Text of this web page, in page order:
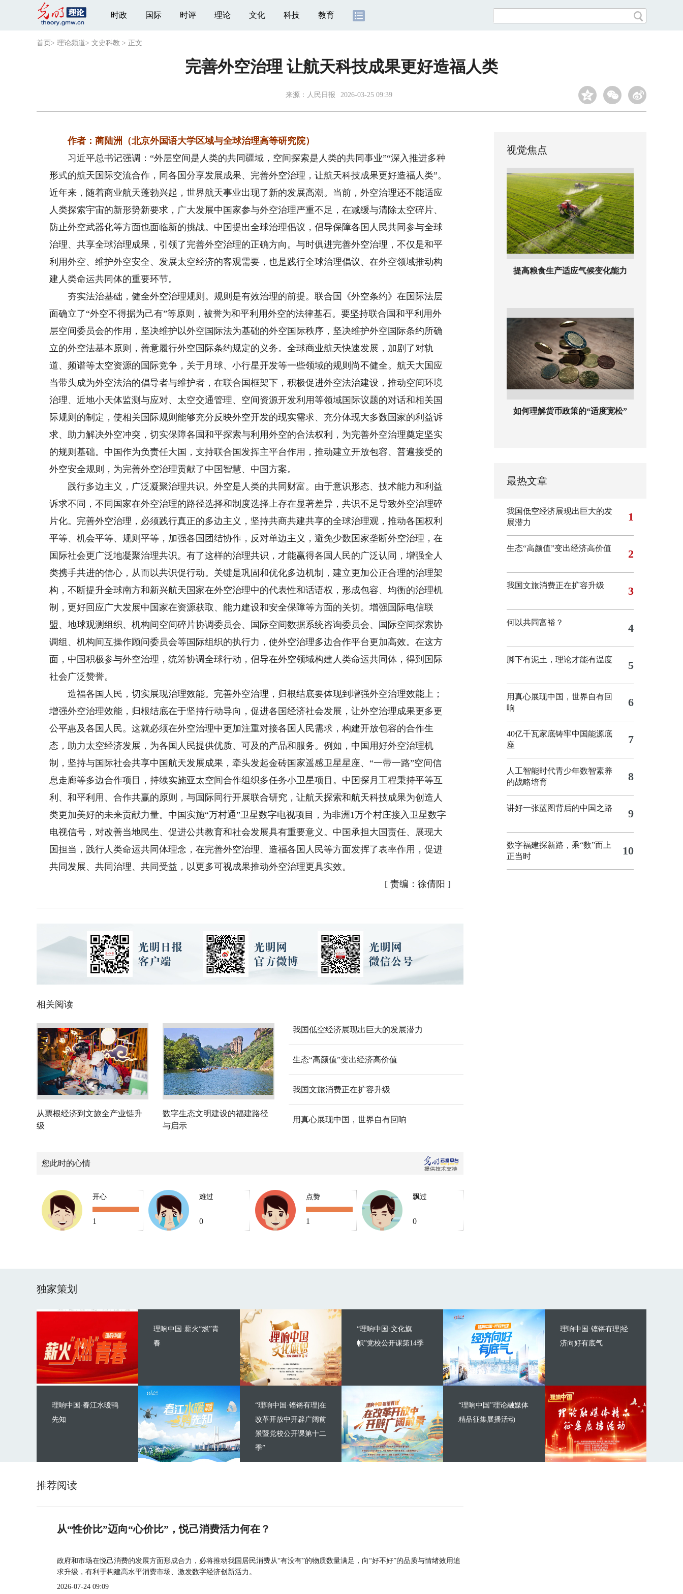
时政 国际 时评 理论 文化 科技 教育
首页 > 理论频道> 文史科教 > 正文
完善外空治理 让航天科技成果更好造福人类
来源： 人民日报 2026-03-25 09:39
作者：蔺陆洲（北京外国语大学区域与全球治理高等研究院）
习近平总书记强调：“外层空间是人类的共同疆域，空间探索是人类的共同事业”“深入推进多种
形式的航天国际交流合作，同各国分享发展成果、完善外空治理，让航天科技成果更好造福人类”。
近年来，随着商业航天蓬勃兴起，世界航天事业出现了新的发展高潮。当前，外空治理还不能适应
人类探索宇宙的新形势新要求，广大发展中国家参与外空治理严重不足，在减缓与清除太空碎片、
防止外空武器化等方面也面临新的挑战。中国提出全球治理倡议，倡导保障各国人民共同参与全球
治理、共享全球治理成果，引领了完善外空治理的正确方向。与时俱进完善外空治理，不仅是和平
利用外空、维护外空安全、发展太空经济的客观需要，也是践行全球治理倡议、在外空领域推动构
建人类命运共同体的重要环节。
夯实法治基础，健全外空治理规则。规则是有效治理的前提。联合国《外空条约》在国际法层
面确立了“外空不得据为己有”等原则，被誉为和平利用外空的法律基石。要坚持联合国和平利用外
层空间委员会的作用，坚决维护以外空国际法为基础的外空国际秩序，坚决维护外空国际条约所确
立的外空法基本原则，善意履行外空国际条约规定的义务。全球商业航天快速发展，加剧了对轨
道、频谱等太空资源的国际竞争，关于月球、小行星开发等一些领域的规则尚不健全。航天大国应
当带头成为外空法治的倡导者与维护者，在联合国框架下，积极促进外空法治建设，推动空间环境
治理、近地小天体监测与应对、太空交通管理、空间资源开发利用等领域国际议题的对话和相关国
际规则的制定，使相关国际规则能够充分反映外空开发的现实需求、充分体现大多数国家的利益诉
求、助力解决外空冲突，切实保障各国和平探索与利用外空的合法权利，为完善外空治理奠定坚实
的规则基础。中国作为负责任大国，支持联合国发挥主平台作用，推动建立开放包容、普遍接受的
外空安全规则，为完善外空治理贡献了中国智慧、中国方案。
践行多边主义，广泛凝聚治理共识。外空是人类的共同财富。由于意识形态、技术能力和利益
诉求不同，不同国家在外空治理的路径选择和制度选择上存在显著差异，共识不足导致外空治理碎
片化。完善外空治理，必须践行真正的多边主义，坚持共商共建共享的全球治理观，推动各国权利
平等、机会平等、规则平等，加强各国团结协作，反对单边主义，避免少数国家垄断外空治理，在
国际社会更广泛地凝聚治理共识。有了这样的治理共识，才能赢得各国人民的广泛认同，增强全人
类携手共进的信心，从而以共识促行动。关键是巩固和优化多边机制，建立更加公正合理的治理架
构，不断提升全球南方和新兴航天国家在外空治理中的代表性和话语权，形成包容、均衡的治理机
制，更好回应广大发展中国家在资源获取、能力建设和安全保障等方面的关切。增强国际电信联
盟、地球观测组织、机构间空间碎片协调委员会、国际空间数据系统咨询委员会、国际空间探索协
调组、机构间互操作顾问委员会等国际组织的执行力，使外空治理多边合作平台更加高效。在这方
面，中国积极参与外空治理，统筹协调全球行动，倡导在外空领域构建人类命运共同体，得到国际
社会广泛赞誉。
造福各国人民，切实展现治理效能。完善外空治理，归根结底要体现到增强外空治理效能上；
增强外空治理效能，归根结底在于坚持行动导向，促进各国经济社会发展，让外空治理成果更多更
公平惠及各国人民。这就必须在外空治理中更加注重对接各国人民需求，构建开放包容的合作生
态，助力太空经济发展，为各国人民提供优质、可及的产品和服务。例如，中国用好外空治理机
制，坚持与国际社会共享中国航天发展成果，牵头发起金砖国家遥感卫星星座、“一带一路”空间信
息走廊等多边合作项目，持续实施亚太空间合作组织多任务小卫星项目。中国探月工程秉持平等互
利、和平利用、合作共赢的原则，与国际同行开展联合研究，让航天探索和航天科技成果为创造人
类更加美好的未来贡献力量。中国实施“万村通”卫星数字电视项目，为非洲1万个村庄接入卫星数字
电视信号，对改善当地民生、促进公共教育和社会发展具有重要意义。中国承担大国责任、展现大
国担当，践行人类命运共同体理念，在完善外空治理、造福各国人民等方面发挥了表率作用，促进
共同发展、共同治理、共同受益，以更多可视成果推动外空治理更具实效。
[ 责编：徐倩阳 ]
相关阅读
从票根经济到文旅全产业链升
级
数字生态文明建设的福建路径
与启示
我国低空经济展现出巨大的发展潜力
生态“高颜值”变出经济高价值
我国文旅消费正在扩容升级
用真心展现中国，世界自有回响
您此时的心情
开心
1
难过
0
点赞
1
飘过
0
视觉焦点
提高粮食生产适应气候变化能力
如何理解货币政策的“适度宽松”
最热文章
我国低空经济展现出巨大的发
展潜力
1
生态“高颜值”变出经济高价值 2
我国文旅消费正在扩容升级 3
何以共同富裕？ 4
脚下有泥土，理论才能有温度 5
用真心展现中国，世界自有回
响
6
40亿千瓦家底铸牢中国能源底
座
7
人工智能时代青少年数智素养
的战略培育
8
讲好一张蓝图背后的中国之路 9
数字福建探新路，乘“数”而上
正当时
10
独家策划
理响中国·薪火“燃”青
春
理响中国·春江水暖鸭
先知
“理响中国·文化旗
帜”党校公开课第14季
“理响中国·铿锵有理|在
改革开放中开辟广阔前
景暨党校公开课第十二
季”
理响中国·铿锵有理|经
济向好有底气
“理响中国”理论融媒体
精品征集展播活动
推荐阅读
从“性价比”迈向“心价比”，悦己消费活力何在？
政府和市场在悦己消费的发展方面形成合力，必将推动我国居民消费从“有没有”的物质数量满足，向“好不好”的品质与情绪效用追
求升级，有利于构建高水平消费市场、激发数字经济创新活力。
2026-07-24 09:09